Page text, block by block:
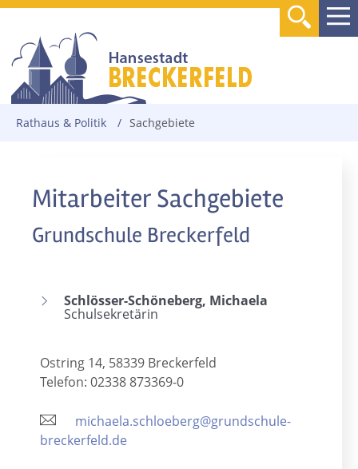
Rathaus & Politik / Sachgebiete
Mitarbeiter Sachgebiete
Grundschule Breckerfeld
Schlösser-Schöneberg, Michaela
Schulsekretärin
Ostring 14, 58339 Breckerfeld
Telefon: 02338 873369-0
michaela.schloeberg@grundschule-
breckerfeld.de